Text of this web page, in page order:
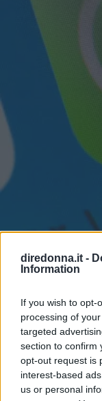
diredonna.it -
Information
If you wish to opt-
processing of
targeted
section to confirm
opt-out request is
interest-based
us or personal
Fatti
Alcuni consigli
ecco come fare
aforismi e